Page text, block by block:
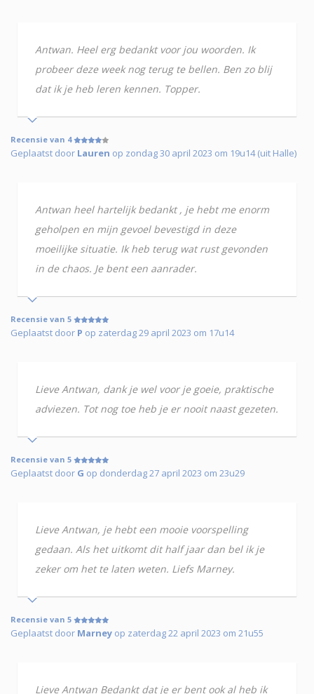
Antwan. Heel erg bedankt voor jou woorden. Ik
probeer deze week nog terug te bellen. Ben zo blij
dat ik je heb leren kennen. Topper.
Recensie van 4
Geplaatst door Lauren op zondag 30 april 2023 om 19u14 (uit Halle)
Antwan heel hartelijk bedankt , je hebt me enorm
geholpen en mijn gevoel bevestigd in deze
moeilijke situatie. Ik heb terug wat rust gevonden
in de chaos. Je bent een aanrader.
Recensie van 5
Geplaatst door P op zaterdag 29 april 2023 om 17u14
Lieve Antwan, dank je wel voor je goeie, praktische
adviezen. Tot nog toe heb je er nooit naast gezeten.
Recensie van 5
Geplaatst door G op donderdag 27 april 2023 om 23u29
Lieve Antwan, je hebt een mooie voorspelling
gedaan. Als het uitkomt dit half jaar dan bel ik je
zeker om het te laten weten. Liefs Marney.
Recensie van 5
Geplaatst door Marney op zaterdag 22 april 2023 om 21u55
Lieve Antwan Bedankt dat je er bent ook al heb ik